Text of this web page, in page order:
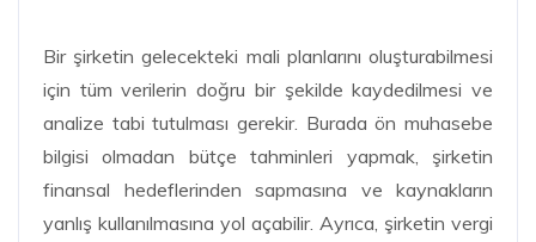
Bir şirketin gelecekteki mali planlarını oluşturabilmesi
için tüm verilerin doğru bir şekilde kaydedilmesi ve
analize tabi tutulması gerekir. Burada ön muhasebe
bilgisi olmadan bütçe tahminleri yapmak, şirketin
finansal hedeflerinden sapmasına ve kaynakların
yanlış kullanılmasına yol açabilir. Ayrıca, şirketin vergi